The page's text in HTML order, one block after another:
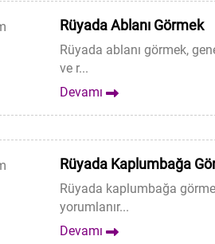
Rüyada Ablanı Görmek
Rüyada ablanı görmek,
ve r...
Devamı
Rüyada Kaplumbağa
Rüyada kaplumbağa
yorumlanır...
Devamı